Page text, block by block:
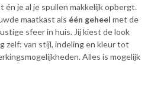
je al je spullen makkelijk opbergt.
maatkast als één geheel met de
sfeer in huis. Jij kiest de look
zelf: van stijl, indeling en kleur tot
Alles is mogelijk